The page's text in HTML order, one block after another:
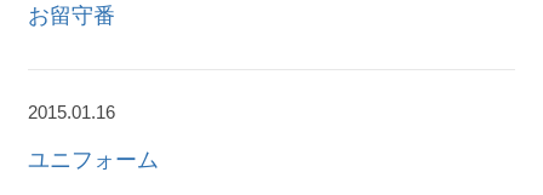
お留守番
2015.01.16
ユニフォーム